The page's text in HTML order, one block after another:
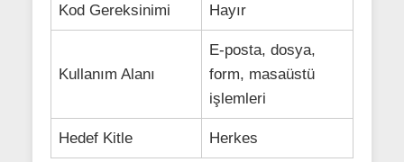
Kod Gereksinimi Hayır
Kullanım Alanı
E-posta, dosya,
form, masaüstü
işlemleri
Hedef Kitle Herkes